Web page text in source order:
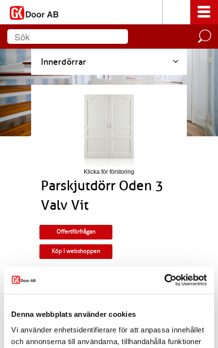
Denna webbplats använder cookies
Vi använder enhetsidentifierare för att anpassa innehållet
och annonserna till användarna, tillhandahålla funktioner
Innerdörrar
Klicka för förstoring
Parskjutdörr Oden 3
Valv Vit
Offertförfrågan
Köp i webshoppen
utanpåliggande eller infälld i vägg.
kulörer. Levereras med skjutdörrsspår samt
draghandtag och skålar som
standard. Modellen finns som enkeldörr, pardörr
i lika eller olika delning, skjutdörr samt